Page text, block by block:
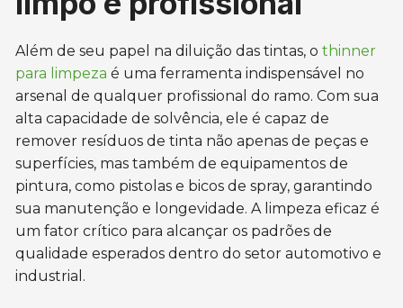
Além de seu papel na diluição das tintas, othinner
para limpeza é uma ferramenta indispensável no
arsenal de qualquer profissional do ramo. Com sua
alta capacidade de solvência, ele é capaz de
remover resíduos de tinta não apenas de peças e
superfícies, mas também de equipamentos de
pintura, como pistolas e bicos de spray, garantindo
sua manutenção e longevidade. A limpeza eficaz é
um fator crítico para alcançar os padrões de
qualidade esperados dentro do setor automotivo e
industrial.